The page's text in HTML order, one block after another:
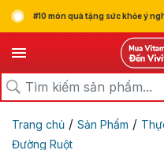
#10 món quà tặng sức khỏe ý
Trang chủ / Sản Phẩm /
Đường Ruột